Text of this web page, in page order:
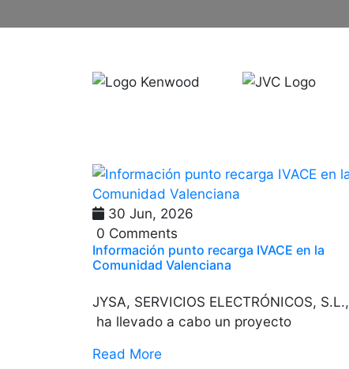
30 Jun, 2026
0 Comments
Información punto recarga IVACE en la
Comunidad Valenciana
JYSA, SERVICIOS ELECTRÓNICOS, S.L.,
ha llevado a cabo un proyecto
Read More